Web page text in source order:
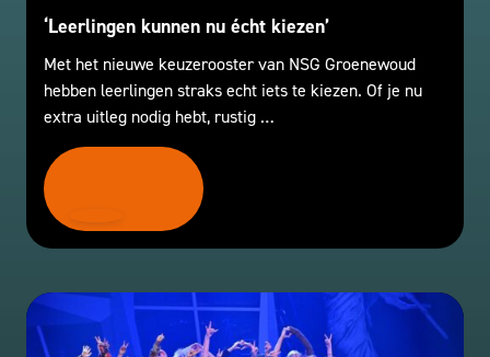
‘Leerlingen kunnen nu écht kiezen’
Met het nieuwe keuzerooster van NSG Groenewoud
hebben leerlingen straks echt iets te kiezen. Of je nu
extra uitleg nodig hebt, rustig …